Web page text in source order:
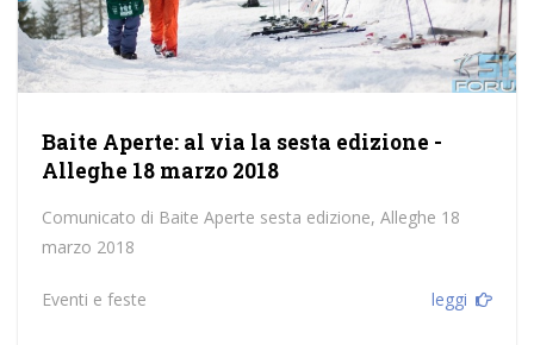
Baite Aperte: al via la sesta edizione -
Alleghe 18 marzo 2018
Comunicato di Baite Aperte sesta edizione, Alleghe 18
marzo 2018
Eventi e feste leggi